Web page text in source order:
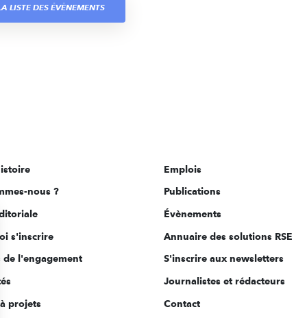
LISTE DES ÉVÈNEMENTS
nous ?
s'inscrire
de l'engagement
projets
Emplois
Publications
Évènements
Annuaire des solutions RSE
S'inscrire aux newsletters
Journalistes et rédacteurs
Contact